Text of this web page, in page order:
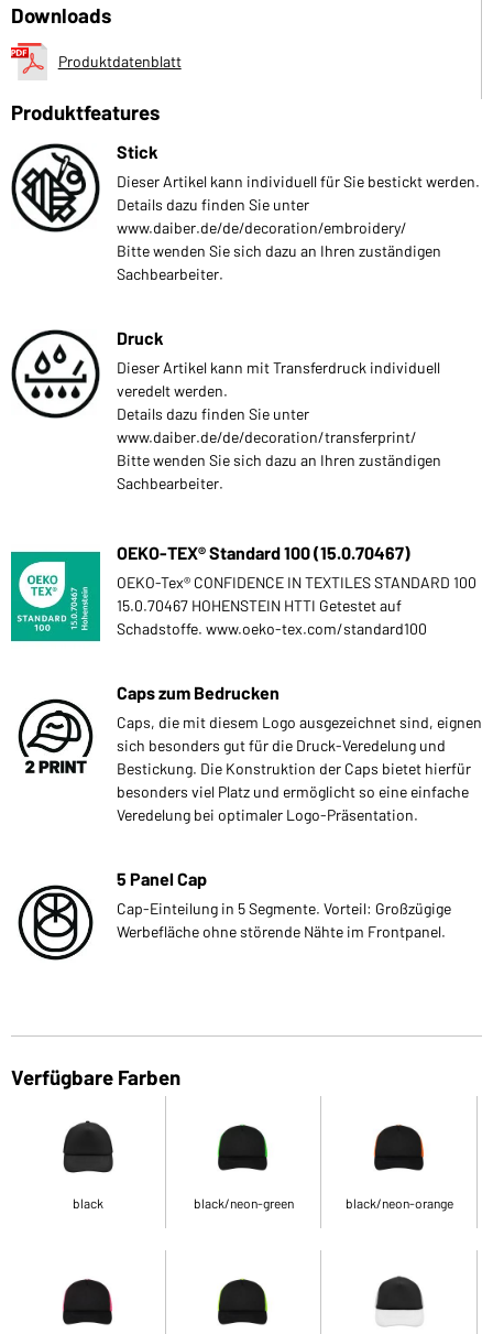
Downloads
Produktdatenblatt
Produktfeatures
Stick
Dieser Artikel kann individuell für Sie bestickt werden.
Details dazu finden Sie unter
www.daiber.de/de/decoration/embroidery/
Bitte wenden Sie sich dazu an Ihren zuständigen
Sachbearbeiter.
Druck
Dieser Artikel kann mit Transferdruck individuell
veredelt werden.
Details dazu finden Sie unter
www.daiber.de/de/decoration/transferprint/
Bitte wenden Sie sich dazu an Ihren zuständigen
Sachbearbeiter.
OEKO-TEX® Standard 100 (15.0.70467)
OEKO-Tex® CONFIDENCE IN TEXTILES STANDARD 100
15.0.70467 HOHENSTEIN HTTI Getestet auf
Schadstoffe. www.oeko-tex.com/standard100
Caps zum Bedrucken
Caps, die mit diesem Logo ausgezeichnet sind, eignen
sich besonders gut für die Druck-Veredelung und
Bestickung. Die Konstruktion der Caps bietet hierfür
besonders viel Platz und ermöglicht so eine einfache
Veredelung bei optimaler Logo-Präsentation.
5 Panel Cap
Cap-Einteilung in 5 Segmente. Vorteil: Großzügige
Werbefläche ohne störende Nähte im Frontpanel.
Verfügbare Farben
black black/neon-green black/neon-orange